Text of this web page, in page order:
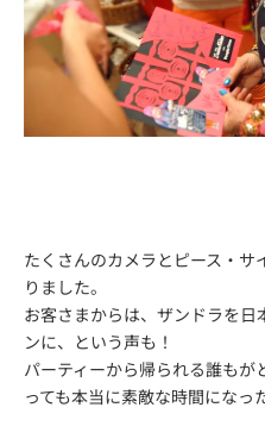
たくさんのカメラとピース・
りました。
お客さまからは、ザンドラを
ンに、という声も！
パーティーから帰られる誰もが
っても本当に素敵な時間になっ